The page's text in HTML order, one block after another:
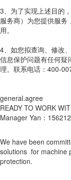
3、为了实现上述目的
服务商）为您提供服务
用。
4、如您拟查询、修改
信息保护问题有任何疑
理。联系电话：400-
general.agree
READY TO WORK
Manager Yan：
We have been
solutions for machine
protection.